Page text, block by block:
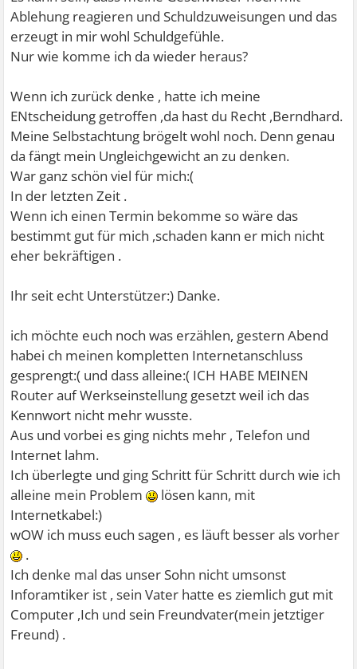
Ablehung reagieren und Schuldzuweisungen und das
erzeugt in mir wohl Schuldgefühle.
Nur wie komme ich da wieder heraus?
Wenn ich zurück denke , hatte ich meine
ENtscheidung getroffen ,da hast du Recht ,Berndhard.
Meine Selbstachtung brögelt wohl noch. Denn genau
da fängt mein Ungleichgewicht an zu denken.
War ganz schön viel für mich:(
In der letzten Zeit .
Wenn ich einen Termin bekomme so wäre das
bestimmt gut für mich ,schaden kann er mich nicht
eher bekräftigen .
Ihr seit echt Unterstützer:) Danke.
ich möchte euch noch was erzählen, gestern Abend
habei ch meinen kompletten Internetanschluss
gesprengt:( und dass alleine:( ICH HABE MEINEN
Router auf Werkseinstellung gesetzt weil ich das
Kennwort nicht mehr wusste.
Aus und vorbei es ging nichts mehr , Telefon und
Internet lahm.
Ich überlegte und ging Schritt für Schritt durch wie ich
alleine mein Problem
lösen kann, mit
Internetkabel:)
wOW ich muss euch sagen , es läuft besser als vorher
.
Ich denke mal das unser Sohn nicht umsonst
Inforamtiker ist , sein Vater hatte es ziemlich gut mit
Computer ,Ich und sein Freundvater(mein jetztiger
Freund) .